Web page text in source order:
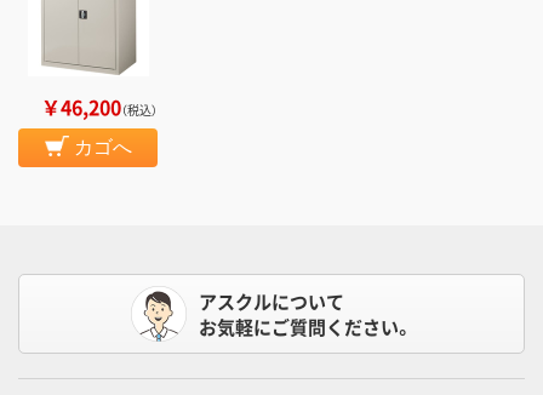
￥46,200（税込）
カゴへ
アスクルについて
お気軽にご質問ください。